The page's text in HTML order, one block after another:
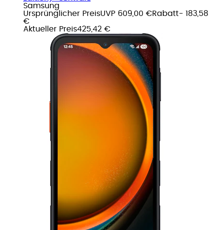
Samsung
Ursprünglicher PreisUVP 609,00 €Rabatt- 183,58
€
Aktueller Preis425,42 €